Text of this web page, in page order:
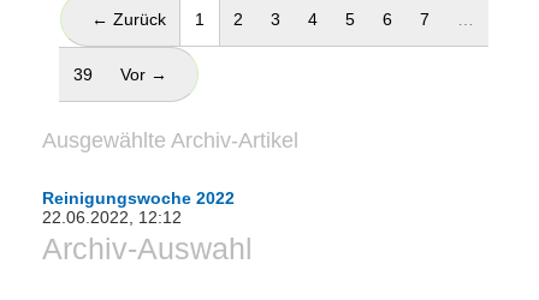
← Zurück 1 (aktuell)
2 3 4 5 6 7 …
39 Vor →
Ausgewählte Archiv-Artikel
Reinigungswoche 2022
22.06.2022, 12:12
Archiv-Auswahl